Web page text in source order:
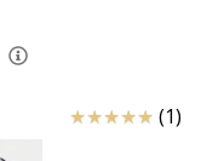
Ocena (1)